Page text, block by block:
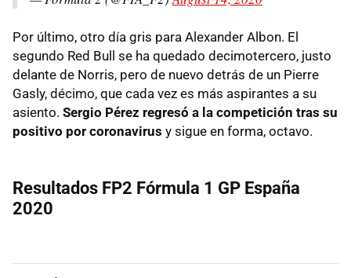
Por último, otro día gris para Alexander Albon. El
segundo Red Bull se ha quedado decimotercero, justo
delante de Norris, pero de nuevo detrás de un Pierre
Gasly, décimo, que cada vez es más aspirantes a su
asiento. Sergio Pérez regresó a la competición tras su
positivo por coronavirus y sigue en forma, octavo.
Resultados FP2 Fórmula 1 GP España
2020